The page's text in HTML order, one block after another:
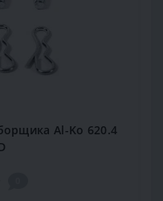
Al-Ko 620.4